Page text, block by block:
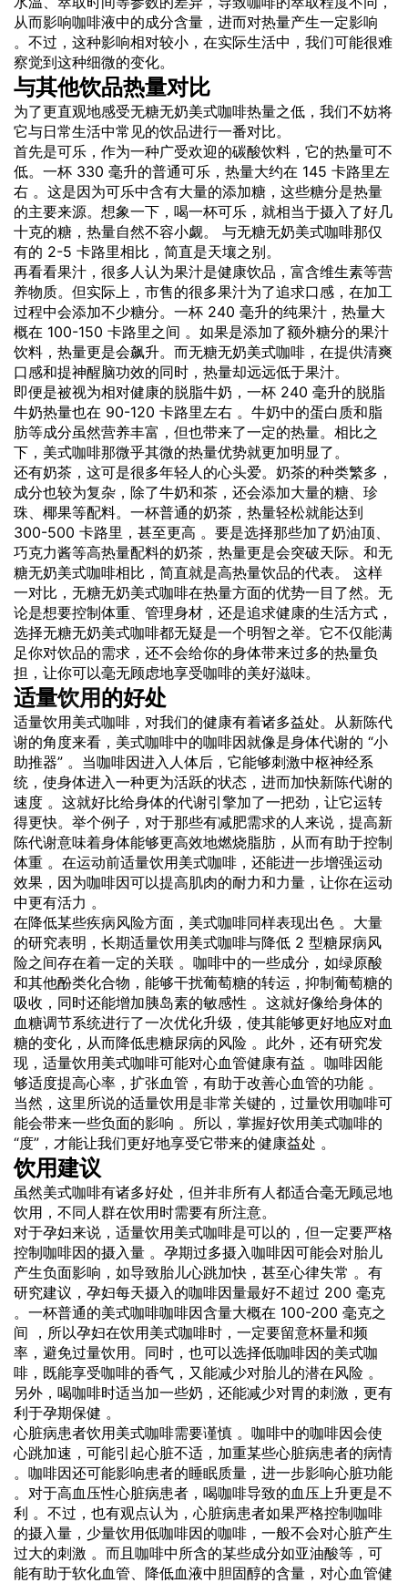
从而影响咖啡液中的成分含量，进而对热量产生一定影响
。不过，这种影响相对较小，在实际生活中，我们可能很难
察觉到这种细微的变化。
与其他饮品热量对比
为了更直观地感受无糖无奶美式咖啡热量之低，我们不妨将
它与日常生活中常见的饮品进行一番对比。
首先是可乐，作为一种广受欢迎的碳酸饮料，它的热量可不
低。一杯 330 毫升的普通可乐，热量大约在 145 卡路里左
右 。这是因为可乐中含有大量的添加糖，这些糖分是热量
的主要来源。想象一下，喝一杯可乐，就相当于摄入了好几
十克的糖，热量自然不容小觑。 与无糖无奶美式咖啡那仅
有的 2-5 卡路里相比，简直是天壤之别。
再看看果汁，很多人认为果汁是健康饮品，富含维生素等营
养物质。但实际上，市售的很多果汁为了追求口感，在加工
过程中会添加不少糖分。一杯 240 毫升的纯果汁，热量大
概在 100-150 卡路里之间 。如果是添加了额外糖分的果汁
饮料，热量更是会飙升。而无糖无奶美式咖啡，在提供清爽
口感和提神醒脑功效的同时，热量却远远低于果汁。
即便是被视为相对健康的脱脂牛奶，一杯 240 毫升的脱脂
牛奶热量也在 90-120 卡路里左右 。牛奶中的蛋白质和脂
肪等成分虽然营养丰富，但也带来了一定的热量。相比之
下，美式咖啡那微乎其微的热量优势就更加明显了。
还有奶茶，这可是很多年轻人的心头爱。奶茶的种类繁多，
成分也较为复杂，除了牛奶和茶，还会添加大量的糖、珍
珠、椰果等配料。一杯普通的奶茶，热量轻松就能达到
300-500 卡路里，甚至更高 。要是选择那些加了奶油顶、
巧克力酱等高热量配料的奶茶，热量更是会突破天际。和无
糖无奶美式咖啡相比，简直就是高热量饮品的代表。 这样
一对比，无糖无奶美式咖啡在热量方面的优势一目了然。无
论是想要控制体重、管理身材，还是追求健康的生活方式，
选择无糖无奶美式咖啡都无疑是一个明智之举。它不仅能满
足你对饮品的需求，还不会给你的身体带来过多的热量负
担，让你可以毫无顾虑地享受咖啡的美好滋味。
适量饮用的好处
适量饮用美式咖啡，对我们的健康有着诸多益处。从新陈代
谢的角度来看，美式咖啡中的咖啡因就像是身体代谢的 “小
助推器” 。当咖啡因进入人体后，它能够刺激中枢神经系
统，使身体进入一种更为活跃的状态，进而加快新陈代谢的
速度 。这就好比给身体的代谢引擎加了一把劲，让它运转
得更快。举个例子，对于那些有减肥需求的人来说，提高新
陈代谢意味着身体能够更高效地燃烧脂肪，从而有助于控制
体重 。在运动前适量饮用美式咖啡，还能进一步增强运动
效果，因为咖啡因可以提高肌肉的耐力和力量，让你在运动
中更有活力 。
在降低某些疾病风险方面，美式咖啡同样表现出色 。大量
的研究表明，长期适量饮用美式咖啡与降低 2 型糖尿病风
险之间存在着一定的关联 。咖啡中的一些成分，如绿原酸
和其他酚类化合物，能够干扰葡萄糖的转运，抑制葡萄糖的
吸收，同时还能增加胰岛素的敏感性 。这就好像给身体的
血糖调节系统进行了一次优化升级，使其能够更好地应对血
糖的变化，从而降低患糖尿病的风险 。此外，还有研究发
现，适量饮用美式咖啡可能对心血管健康有益 。咖啡因能
够适度提高心率，扩张血管，有助于改善心血管的功能 。
当然，这里所说的适量饮用是非常关键的，过量饮用咖啡可
能会带来一些负面的影响 。所以，掌握好饮用美式咖啡的
“度”，才能让我们更好地享受它带来的健康益处 。
饮用建议
虽然美式咖啡有诸多好处，但并非所有人都适合毫无顾忌地
饮用，不同人群在饮用时需要有所注意。
对于孕妇来说，适量饮用美式咖啡是可以的，但一定要严格
控制咖啡因的摄入量 。孕期过多摄入咖啡因可能会对胎儿
产生负面影响，如导致胎儿心跳加快，甚至心律失常 。有
研究建议，孕妇每天摄入的咖啡因量最好不超过 200 毫克
。一杯普通的美式咖啡咖啡因含量大概在 100-200 毫克之
间 ，所以孕妇在饮用美式咖啡时，一定要留意杯量和频
率，避免过量饮用。同时，也可以选择低咖啡因的美式咖
啡，既能享受咖啡的香气，又能减少对胎儿的潜在风险 。
另外，喝咖啡时适当加一些奶，还能减少对胃的刺激，更有
利于孕期保健 。
心脏病患者饮用美式咖啡需要谨慎 。咖啡中的咖啡因会使
心跳加速，可能引起心脏不适，加重某些心脏病患者的病情
。咖啡因还可能影响患者的睡眠质量，进一步影响心脏功能
。对于高血压性心脏病患者，喝咖啡导致的血压上升更是不
利 。不过，也有观点认为，心脏病患者如果严格控制咖啡
的摄入量，少量饮用低咖啡因的咖啡，一般不会对心脏产生
过大的刺激 。而且咖啡中所含的某些成分如亚油酸等，可
能有助于软化血管、降低血液中胆固醇的含量，对心血管健